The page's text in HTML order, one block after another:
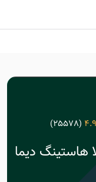
4.9
(25578)
هاستینگ دیما